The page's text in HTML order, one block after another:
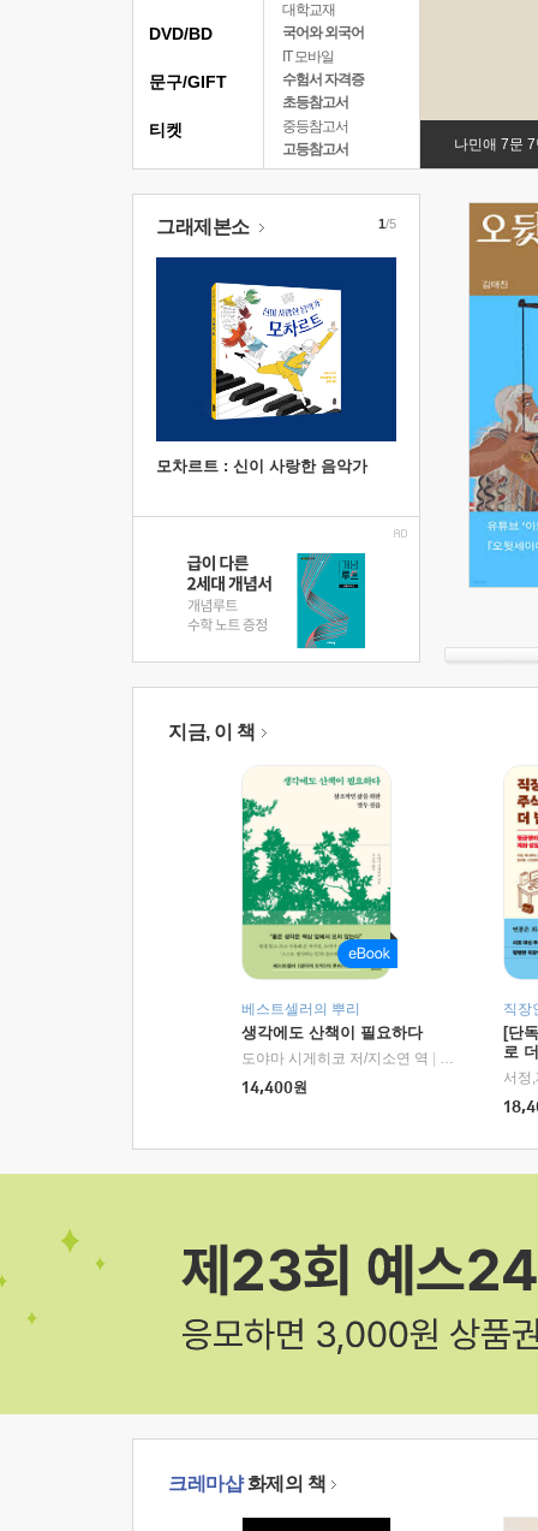
대학교재
국어와 외국어
IT 모바일
수험서 자격증
초등참고서
중등참고서
고등참고서
나민애 7문
DVD/BD
문구/GIFT
티켓
그래제본소
모차르트 : 신이 사랑한 음악가
1/5
지금, 이 책
베스트셀러의 뿌리
생각에도 산책이 필요하다
도야마 시게히코 저/지소연 역
알에이치코리
14,400원
직장
[단
로
크레마샵화제의 책